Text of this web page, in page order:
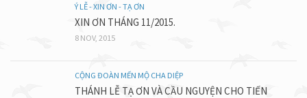
Ý LỄ - XIN ƠN - TẠ ƠN
XIN ƠN THÁNG 11/2015.
8 NOV, 2015
CỘNG ĐOÀN MẾN MỘ CHA DIỆP
THÁNH LỄ TẠ ƠN VÀ CẦU NGUYỆN CHO TIẾN